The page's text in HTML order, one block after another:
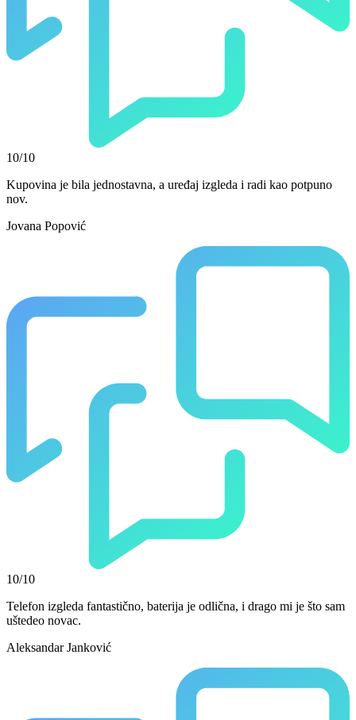
10/10
Kupovina je bila jednostavna, a uređaj izgleda i radi kao potpuno
nov.
Jovana Popović
10/10
Telefon izgleda fantastično, baterija je odlična, i drago mi je što sam
uštedeo novac.
Aleksandar Janković